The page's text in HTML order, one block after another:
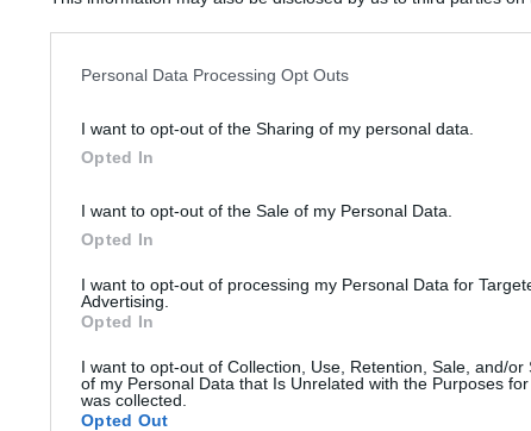
information including but not limited to your visit or usage
deny consent to Google and its third-party tags to use your
in below Google consent section.
Personal Data Processing Opt Outs
I want to opt-out of the Sharing of my personal data.
Opted In
I want to opt-out of the Sale of my Personal Data.
Opted In
I want to opt-out of processing my Personal Data for
Advertising.
Opted In
I want to opt-out of Collection, Use, Retention, Sale, and/or
of my Personal Data that Is Unrelated with the Purposes
was collected.
Opted Out